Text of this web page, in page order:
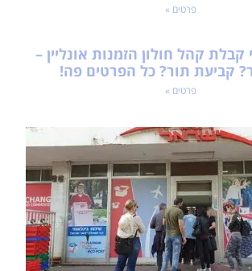
פרטים »
קבלת קהל חולון הזמנות אונליין –
קביעת תור? כל הפרטים פה!
פרטים »